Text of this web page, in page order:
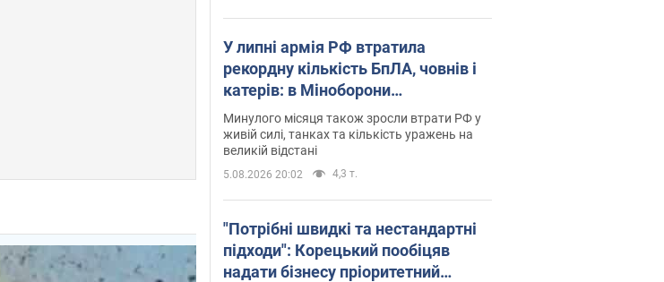
У липні армія РФ втратила
рекордну кількість БпЛА, човнів і
катерів: в Міноборони
оприлюднили статистику
Минулого місяця також зросли втрати РФ у
живій силі, танках та кількість уражень на
великій відстані
5.08.2026 20:02 4,3 т.
"Потрібні швидкі та нестандартні
підходи": Корецький пообіцяв
надати бізнесу пріоритетний